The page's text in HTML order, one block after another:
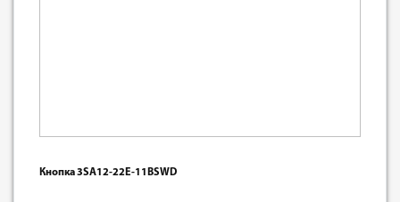
Кнопка 3SA12-22E-11BSWD